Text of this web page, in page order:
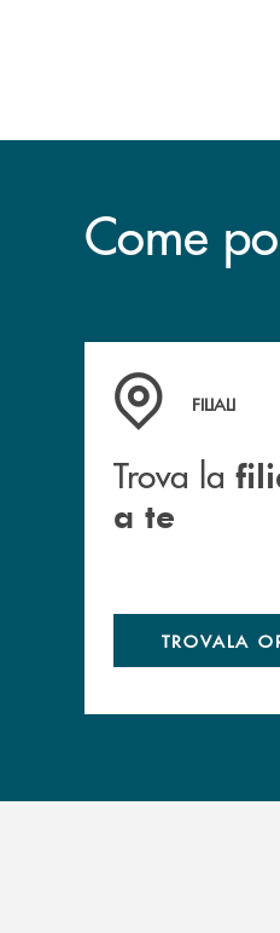
Come
Trova la filiale più
FILIALI
Trova la
a te
TROVALA